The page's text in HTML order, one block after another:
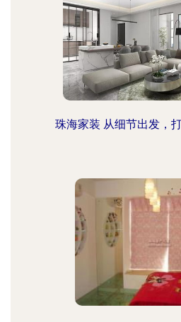
珠海家装 从细节出发，